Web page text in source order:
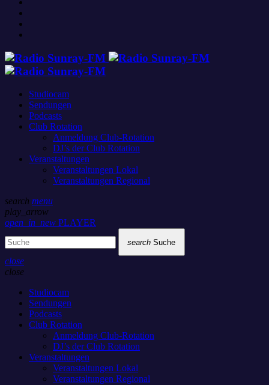
Studiocam
Sendungen
Podcasts
Club Rotation
Anmeldung Club-Rotation
DJ’s der Club Rotation
Veranstaltungen
Veranstaltungen Lokal
Veranstaltungen Regional
search menu
play_arrow
open_in_new PLAYER
search Suche
close
close
Studiocam
Sendungen
Podcasts
Club Rotation
Anmeldung Club-Rotation
DJ’s der Club Rotation
Veranstaltungen
Veranstaltungen Lokal
Veranstaltungen Regional